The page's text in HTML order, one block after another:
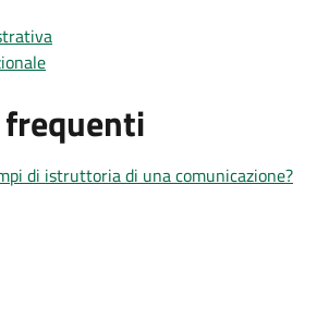
di istruttoria di una comunicazione?